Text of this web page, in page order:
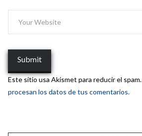
Este sitio usa Akismet para reducir el spam.
procesan los datos de tus comentarios.